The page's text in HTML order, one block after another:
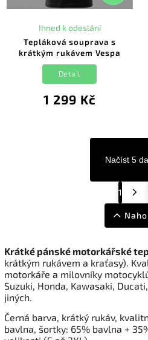
Tepláková souprava s
krátkým rukávem Vespa
Ihned k odeslání
1 299 Kč
Detail
Načíst 5
1
Krátké pánské motorkářské
krátkým rukávem a kraťasy).
motorkáře a milovníky
Suzuki, Honda, Kawasaki,
jiných.
Černá barva, krátký rukáv,
bavlna, šortky: 65% bavlna +